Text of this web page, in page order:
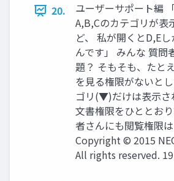
20.
ユーザーサポート編
A,B,Cのカテゴリが表
ど、 私が開くとD,E
んです」 みんな 質問
題？ そもそも、たと
を見る権限がないと
ゴリ(▼)だけは表示さ
文書権限をひととお
者さんにも閲覧権限は
Copyright © 2015
All rights reserved. 19